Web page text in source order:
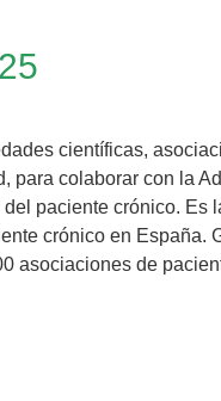
científicas,
para colaborar con la
paciente crónico. Es
crónico en España.
asociaciones de